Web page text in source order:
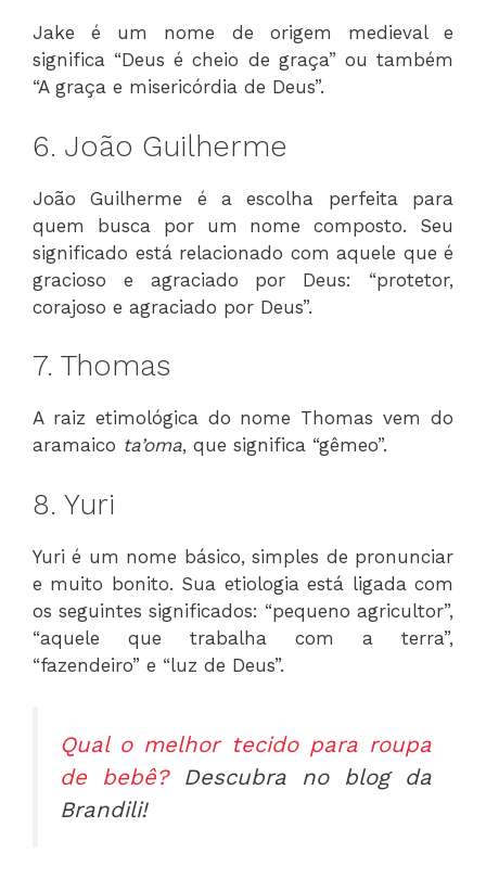
Jake é um nome de origem medieval e
significa “Deus é cheio de graça” ou também
“A graça e misericórdia de Deus”.
6. João Guilherme
João Guilherme é a escolha perfeita para
quem busca por um nome composto. Seu
significado está relacionado com aquele que é
gracioso e agraciado por Deus: “protetor,
corajoso e agraciado por Deus”.
7. Thomas
A raiz etimológica do nome Thomas vem do
aramaico ta’oma, que significa “gêmeo”.
8. Yuri
Yuri é um nome básico, simples de pronunciar
e muito bonito. Sua etiologia está ligada com
os seguintes significados: “pequeno agricultor”,
“aquele que trabalha com a terra”,
“fazendeiro” e “luz de Deus”.
Qual o melhor tecido para roupa
de bebê? Descubra no blog da
Brandili!